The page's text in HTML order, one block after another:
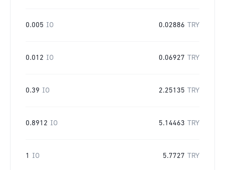
0.005 IO 0.02886 TRY
0.012 IO 0.06927 TRY
0.39 IO 2.25135 TRY
0.8912 IO 5.14463 TRY
1 IO 5.7727 TRY